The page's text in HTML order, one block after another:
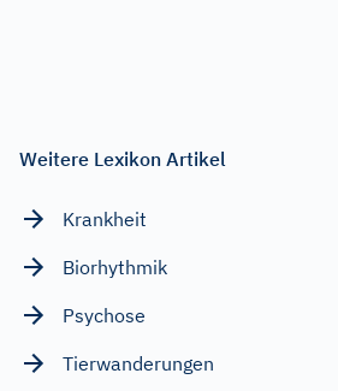
Weitere Lexikon Artikel
Krankheit
Biorhythmik
Psychose
Tierwanderungen